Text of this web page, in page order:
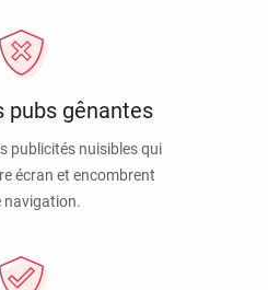
pubs gênantes
publicités nuisibles qui
écran et encombrent
navigation.